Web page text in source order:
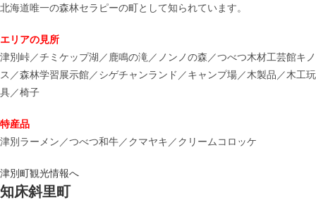
北海道唯一の森林セラピーの町として知られています。
エリアの見所
津別峠／チミケップ湖／鹿鳴の滝／ノンノの森／つべつ木材工芸館キノ
ス／森林学習展示館／シゲチャンランド／キャンプ場／木製品／木工玩
具／椅子
特産品
津別ラーメン／つべつ和牛／クマヤキ／クリームコロッケ
津別町観光情報へ
知床斜里町